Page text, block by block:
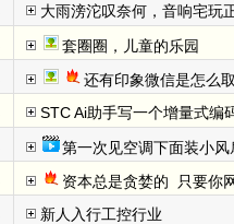
大雨滂沱叹奈何，音响宅玩
套圈圈，儿童的乐园
还有印象微信是怎么
STC Ai助手写一个增量式编
第一次见空调下面装小风
资本总是贪婪的  只要你
新人入行工控行业